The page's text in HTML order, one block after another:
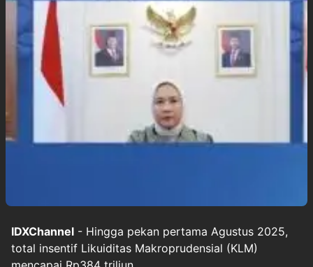
IDXChannel - Hingga pekan pertama Agustus 2025,
total insentif Likuiditas Makroprudensial (KLM)